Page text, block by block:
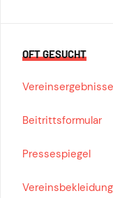
OFT GESUCHT
Beitrittsformular
Pressespiegel
Vereinsbekleidung